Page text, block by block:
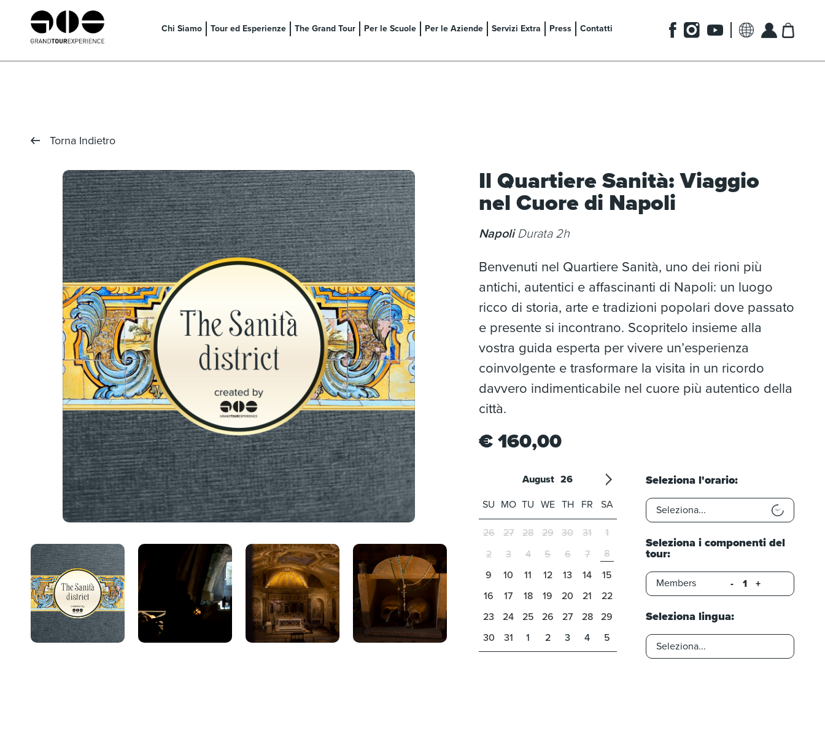
Chi Siamo Tour ed Esperienze The Grand Tour Per le Scuole Per le Aziende Servizi Extra Press Contatti
Torna Indietro
Il Quartiere Sanità: Viaggio
nel Cuore di Napoli
NapoliDurata 2h
Benvenuti nel Quartiere Sanità, uno dei rioni più
antichi, autentici e affascinanti di Napoli: un luogo
ricco di storia, arte e tradizioni popolari dove passato
e presente si incontrano. Scopritelo insieme alla
vostra guida esperta per vivere un’esperienza
coinvolgente e trasformare la visita in un ricordo
davvero indimenticabile nel cuore più autentico della
città.
€ 160,00
August 26
1 2 3 4 5 6 7 8 9 10 1112
'21 '22'23 '24'25'26'27'28'29'30'31
SU MO TU WE TH FR SA
26 27 28 29 30 31
1
2
3 4 5 6 7
8
9
10 11 12 13 14
15
16
17 18 19 20 21
22
23
24 25 26 27 28
29
30
31 1 2 3 4 5
Seleziona l'orario:
Seleziona i componenti del
tour:
Members - +
Seleziona lingua: